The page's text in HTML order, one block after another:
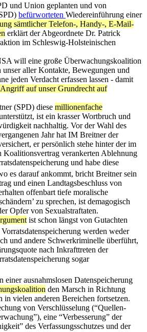
und Union geplanten und von
befürworteten Wiedereinführung einer
sämtlicher Telefon-, Handy-, E-Mail-
erklärt der Abgeordnete Dr. Patrick
im Schleswig-Holsteinischen
will eine große Überwachungskoalition
aller Kontakte, Bewegungen und
jeden Verdacht erfassen lassen ­- damit
auf unser Grundrecht auf
(SPD) diese millionenfache
ist ein krasser Wortbruch und
nachhaltig. Vor der Wahl des
Jahr hat IM Breitner der
er persönlich stehe hinter der im
Koalitionsvertrag verankerten Ablehnung
und habe diese
es darauf ankommt, bricht Breitner sein
und einen Landtagsbeschluss von
offenbart tiefe moralische
zu sprechen, ist demagogisch
Opfer von Sexualstraftaten.
ist schon längst von Gutachten
werden weder
und andere Schwerkriminelle überführt,
nach Inkrafttreten der
sogar
einer ausnahmslosen Datenspeicherung
den Marsch in Richtung
in vielen anderen Bereichen fortsetzen.
von Verschlüsselung (“Quellen-
eine “Verbesserung” der
des Verfassungsschutzes und der